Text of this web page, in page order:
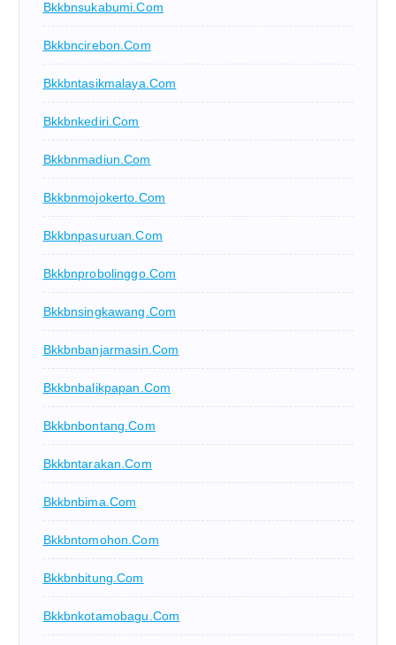
Bkkbnsukabumi.com
Bkkbncirebon.com
Bkkbntasikmalaya.com
Bkkbnkediri.com
Bkkbnmadiun.com
Bkkbnmojokerto.com
Bkkbnpasuruan.com
Bkkbnprobolinggo.com
Bkkbnsingkawang.com
Bkkbnbanjarmasin.com
Bkkbnbalikpapan.com
Bkkbnbontang.com
Bkkbntarakan.com
Bkkbnbima.com
Bkkbntomohon.com
Bkkbnbitung.com
Bkkbnkotamobagu.com